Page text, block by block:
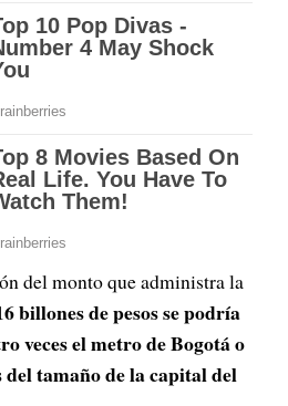
del monto que administra la
billones de pesos se podría
veces el metro de Bogotá o
tamaño de la capital del